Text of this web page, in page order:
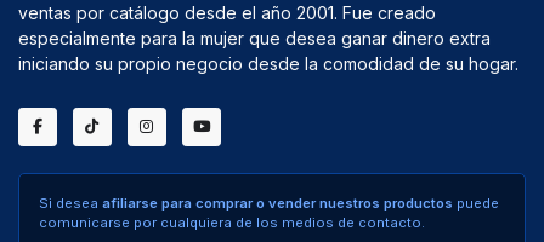
ventas por catálogo desde el año 2001. Fue creado
especialmente para la mujer que desea ganar dinero extra
iniciando su propio negocio desde la comodidad de su hogar.
Si desea afiliarse para comprar o vender nuestros productos puede
comunicarse por cualquiera de los medios de contacto.